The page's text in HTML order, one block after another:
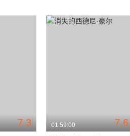
7.3 7.6
01:59:00